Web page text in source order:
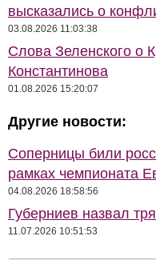
высказались о
03.08.2026 11:03:38
Слова Зеленского о
Константинова
01.08.2026 15:20:07
Другие новости:
Соперницы били
рамках чемпионата
04.08.2026 18:58:56
Губерниев назвал
11.07.2026 10:51:53